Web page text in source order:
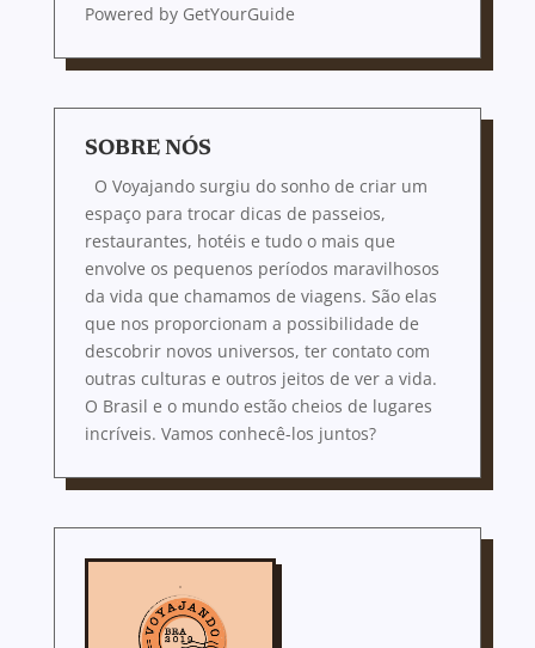
Powered by GetYourGuide
SOBRE NÓS
O Voyajando surgiu do sonho de criar um
espaço para trocar dicas de passeios,
restaurantes, hotéis e tudo o mais que
envolve os pequenos períodos maravilhosos
da vida que chamamos de viagens. São elas
que nos proporcionam a possibilidade de
descobrir novos universos, ter contato com
outras culturas e outros jeitos de ver a vida.
O Brasil e o mundo estão cheios de lugares
incríveis. Vamos conhecê-los juntos?